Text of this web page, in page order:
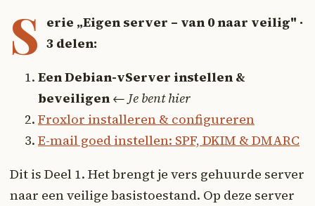
S erie „Eigen server – van 0 naar veilig" ·
3 delen:
Een Debian-vServer instellen &
beveiligen ← Je bent hier
Froxlor installeren & configureren
E-mail goed instellen: SPF, DKIM & DMARC
Dit is Deel 1. Het brengt je vers gehuurde server
naar een veilige basistoestand. Op deze server